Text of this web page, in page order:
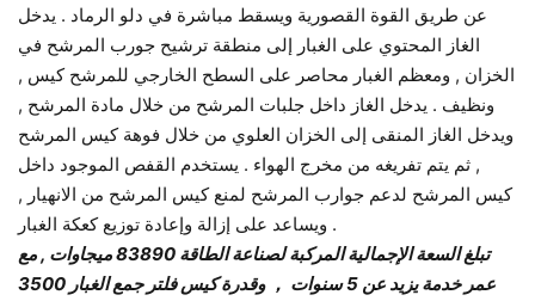
عن طريق القوة القصورية ويسقط مباشرة في دلو الرماد . يدخل
الغاز المحتوي على الغبار إلى منطقة ترشيح جورب المرشح في
الخزان , ومعظم الغبار محاصر على السطح الخارجي للمرشح كيس ,
ونظيف . يدخل الغاز داخل جلبات المرشح من خلال مادة المرشح ,
ويدخل الغاز المنقى إلى الخزان العلوي من خلال فوهة كيس المرشح
, ثم يتم تفريغه من مخرج الهواء . يستخدم القفص الموجود داخل
كيس المرشح لدعم جوارب المرشح لمنع كيس المرشح من الانهيار ,
ويساعد على إزالة وإعادة توزيع كعكة الغبار .
تبلغ السعة الإجمالية المركبة لصناعة الطاقة 83890 ميجاوات , مع
عمر خدمة يزيد عن 5 سنوات
， وقدرة كيس فلتر جمع الغبار 3500